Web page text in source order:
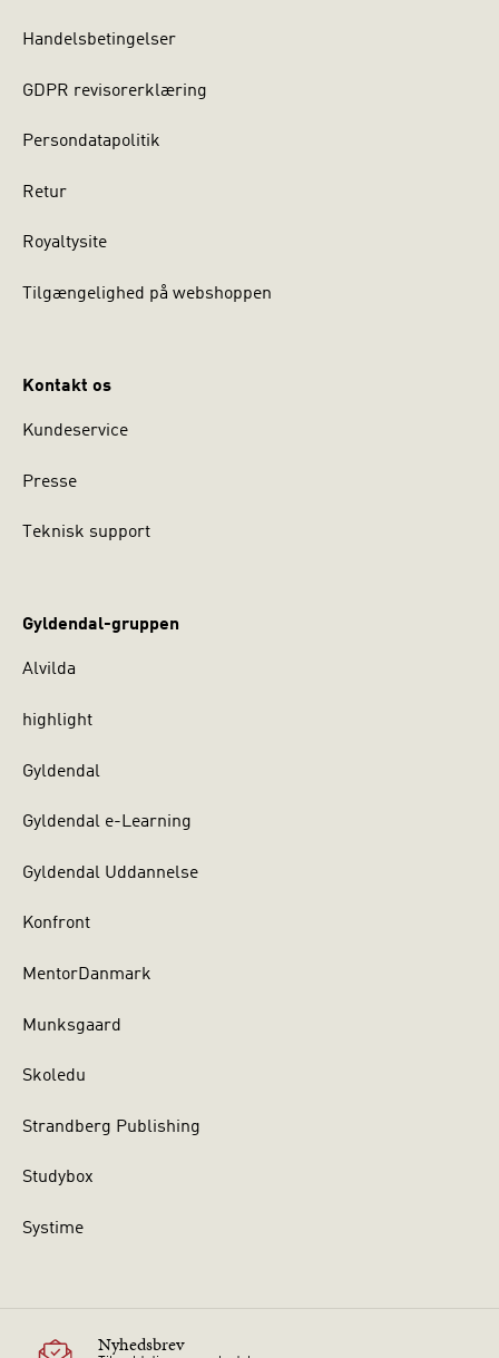
Handelsbetingelser
GDPR revisorerklæring
Persondatapolitik
Retur
Royaltysite
Tilgængelighed på webshoppen
Kontakt os
Kundeservice
Presse
Teknisk support
Gyldendal-gruppen
Alvilda
highlight
Gyldendal
Gyldendal e-Learning
Gyldendal Uddannelse
Konfront
MentorDanmark
Munksgaard
Skoledu
Strandberg Publishing
Studybox
Systime
Nyhedsbrev